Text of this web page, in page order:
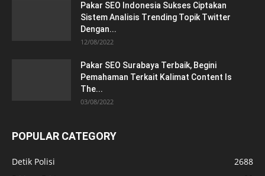
Pakar SEO Indonesia Sukses Ciptakan
Sistem Analisis Trending Topik Twitter
Dengan...
12/08/2022
Pakar SEO Surabaya Terbaik, Begini
Pemahaman Terkait Kalimat Content Is
The...
03/08/2022
POPULAR CATEGORY
Detik Polisi
2688